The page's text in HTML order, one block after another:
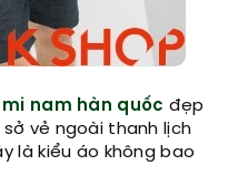
mi nam hàn quốc đẹp
vẻ ngoài thanh lịch
là kiểu áo không bao